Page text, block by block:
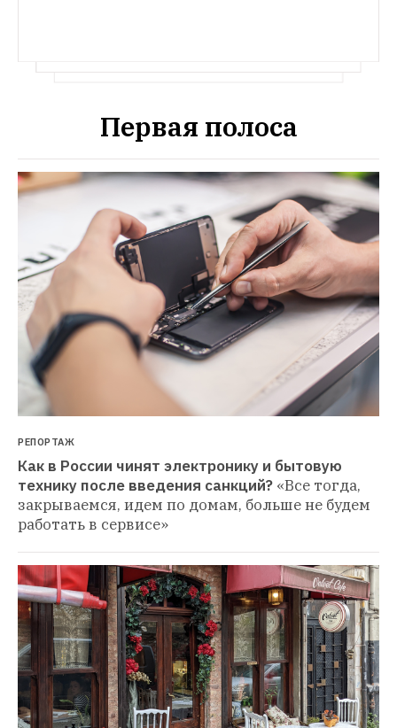
Первая полоса
РЕПОРТАЖ
Как в России чинят электронику и бытовую
технику после введения санкций? «Все тогда,
закрываемся, идем по домам, больше не будем
работать в сервисе»